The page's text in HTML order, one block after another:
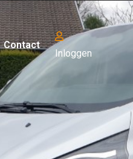
Contact
Inloggen